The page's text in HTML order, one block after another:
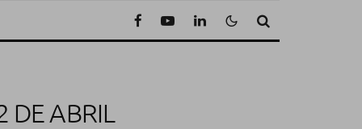
DE ABRIL